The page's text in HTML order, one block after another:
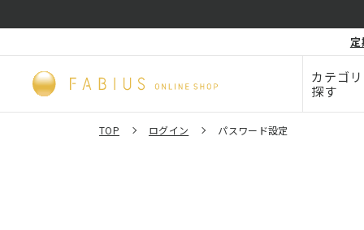
カテゴ
探す
ビューティー
毛穴
TOP ログイン パスワード設定